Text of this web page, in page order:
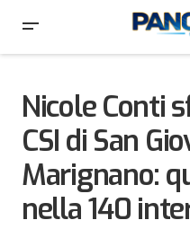
Nicole Conti
CSI di San
Marignano:
nella 140